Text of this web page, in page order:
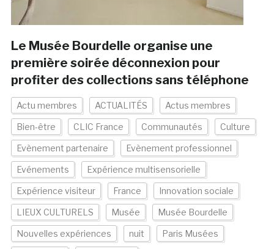
Le Musée Bourdelle organise une
première soirée déconnexion pour
profiter des collections sans téléphone
Actu membres ACTUALITÉS Actus membres
Bien-être CLIC France Communautés Culture
Evènement partenaire Evènement professionnel
Evénements Expérience multisensorielle
Expérience visiteur France Innovation sociale
LIEUX CULTURELS Musée Musée Bourdelle
Nouvelles expériences nuit Paris Musées